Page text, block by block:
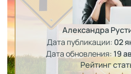
Александра
Дата публикации: 02
Дата обновления: 19
Рейтинг